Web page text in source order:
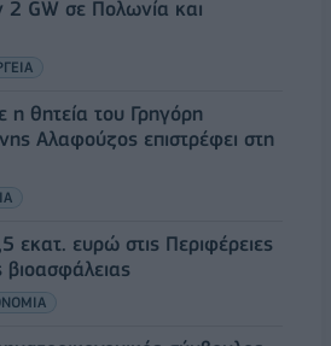
GW σε Πολωνία και
θητεία του Γρηγόρη
Αλαφούζος επιστρέφει στη
εκατ. ευρώ στις Περιφέρειες
βιοασφάλειας